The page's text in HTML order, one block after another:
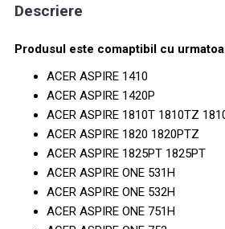
Descriere
Produsul este comaptibil cu
ACER ASPIRE 1410
ACER ASPIRE 1420P
ACER ASPIRE 1810T 1810TZ
ACER ASPIRE 1820 1820PTZ
ACER ASPIRE 1825PT 1825PT
ACER ASPIRE ONE 531H
ACER ASPIRE ONE 532H
ACER ASPIRE ONE 751H